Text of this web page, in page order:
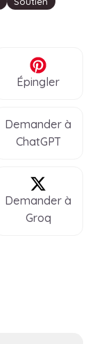
Épingler
Demander à
ChatGPT
Demander à
Groq